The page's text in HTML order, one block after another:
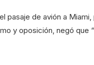
pasaje de avión a
y oposición, negó que